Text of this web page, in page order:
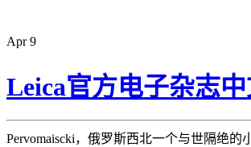
Apr9
Leica官方电子杂志
Pervomaiscki，俄罗斯西北一个与世隔绝